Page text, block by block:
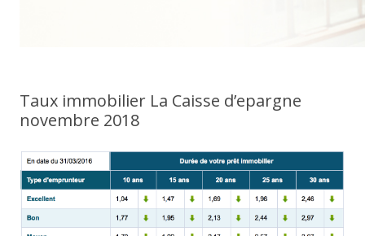
Taux immobilier La Caisse d’epargne
novembre 2018